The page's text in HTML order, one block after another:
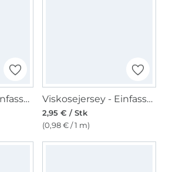
Viskosejersey - Einfassband 3m, weiss Viskosejersey - Einfassband 3m, bordeaux
2,95 € / Stk
(0,98 € / 1 m)